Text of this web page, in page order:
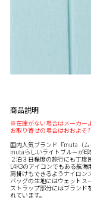
商品説明
※在庫がない場合はメーカー
お取り寄せの場合はおおよそ
国内人気ブランド『muta（ム
mutaらしいライトブルーが印
２泊３日程度の旅行にも丁度
L4K3のアイコンでもある航海
肩掛けもできるようナイロン
バッグの生地にはウェットス
ストラップ部分にはブランド
れています。